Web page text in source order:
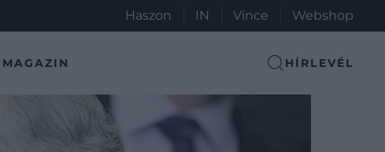
Haszon IN Vince Webshop
MAGAZIN HÍRLEVÉL